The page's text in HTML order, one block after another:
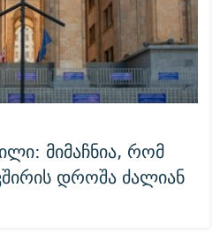
მიმაჩნია, რომ
დროშა ძალიან